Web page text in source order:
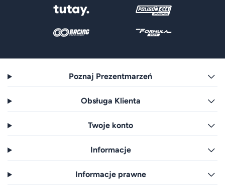
Poznaj Prezentmarzeń
Obsługa Klienta
Twoje konto
Informacje
Informacje prawne